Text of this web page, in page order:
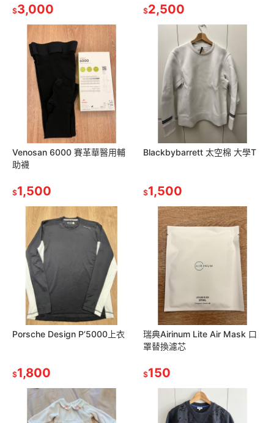
$3,000 $2,500
Venosan 6000 賽革華醫用輔
助襪
$1,500
Blackbybarrett 太空棉 大學T
$1,500
Porsche Design P’5000上衣
$1,800
瑞典Airinum Lite Air Mask 口
罩替換濾芯
$150